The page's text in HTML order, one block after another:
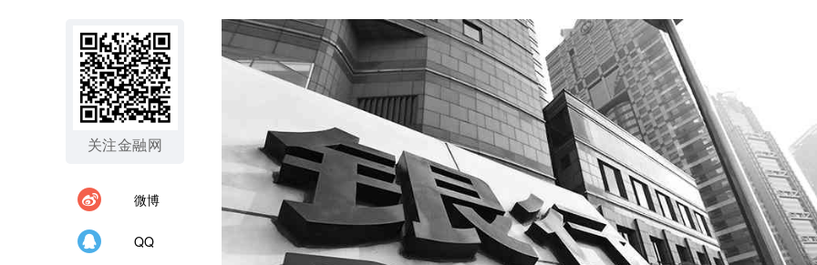
关注金融网
微博
QQ